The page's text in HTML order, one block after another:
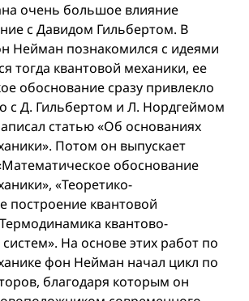
очень большое влияние
с Давидом Гильбертом. В
Нейман познакомился с идеями
тогда квантовой механики, ее
обоснование сразу привлекло
с Д. Гильбертом и Л. Нордгеймом
статью «Об основаниях
Потом он выпускает
обоснование
«Теоретико-
построение квантовой
квантово-
На основе этих работ по
фон Нейман начал цикл по
благодаря которым он